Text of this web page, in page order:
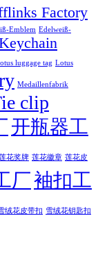
Factory
Emblem Edelweiß-
luggage tag Lotus
Medaillenfabrik
clip
开瓶器工
花奖牌 莲花徽章 莲花皮
厂袖扣工
绒花皮带扣 雪绒花钥匙扣